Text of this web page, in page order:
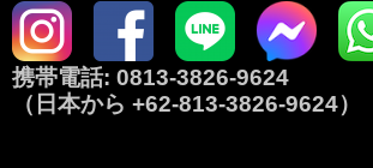
携帯電話: 0813-3826-9624
（日本から +62-813-3826-9624）